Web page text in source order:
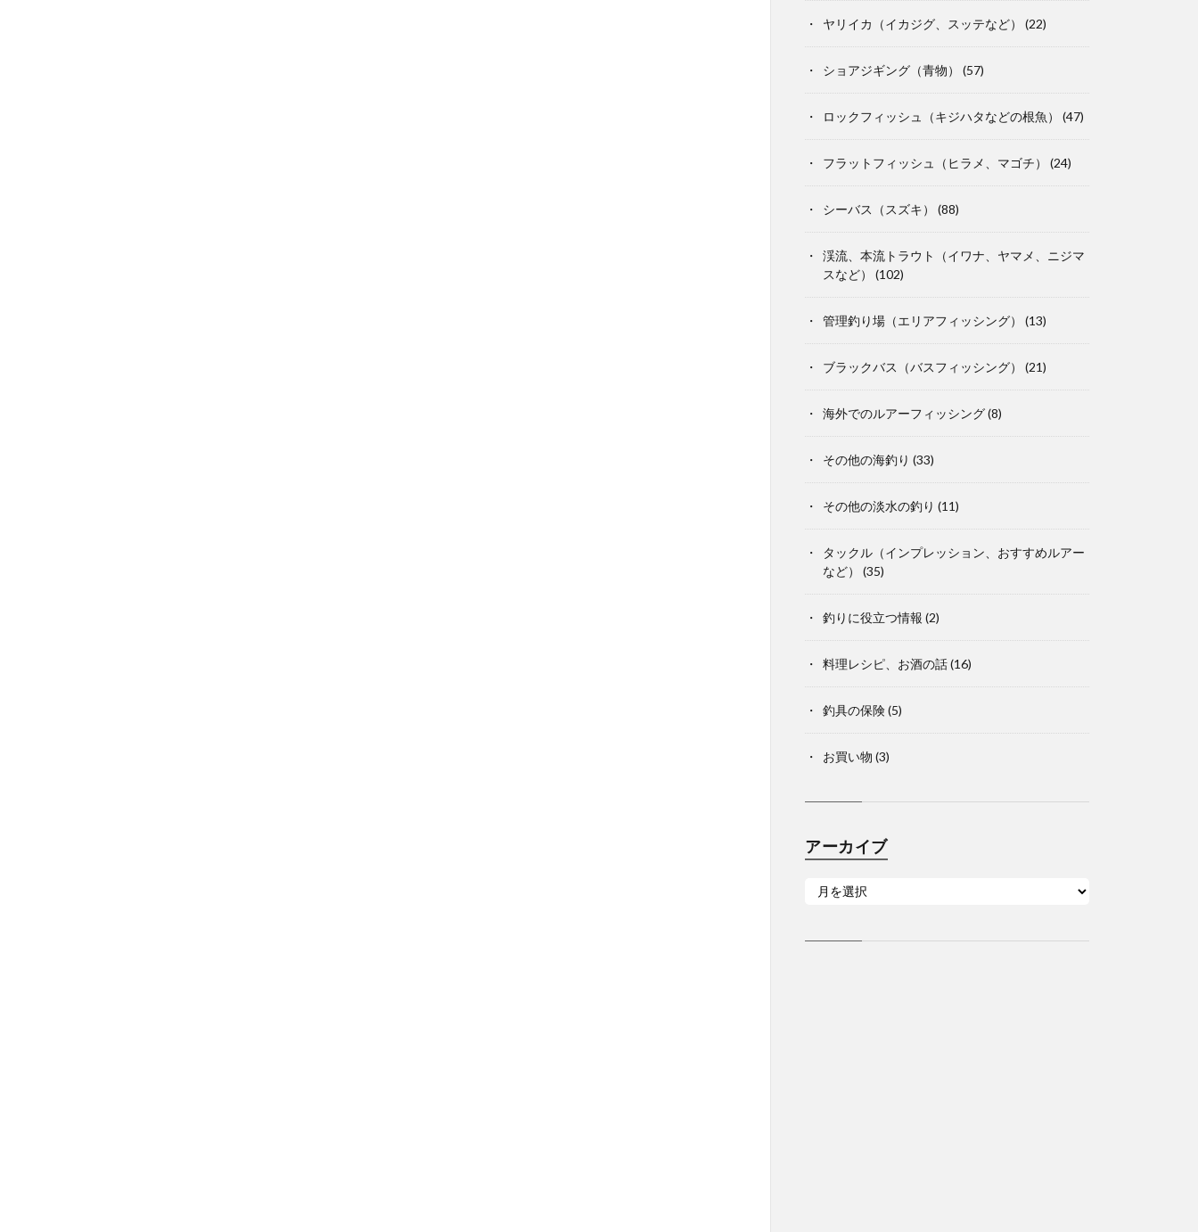
ヤリイカ（イカジグ、スッテなど） (22)
ショアジギング（青物） (57)
ロックフィッシュ（キジハタなどの根魚） (47)
フラットフィッシュ（ヒラメ、マゴチ） (24)
シーバス（スズキ） (88)
渓流、本流トラウト（イワナ、ヤマメ、ニジマ
スなど）
(102)
管理釣り場（エリアフィッシング） (13)
ブラックバス（バスフィッシング） (21)
海外でのルアーフィッシング(8)
その他の海釣り (33)
その他の淡水の釣り (11)
タックル（インプレッション、おすすめルアー
など）
(35)
釣りに役立つ情報 (2)
料理レシピ、お酒の話(16)
釣具の保険(5)
お買い物 (3)
アーカイブ